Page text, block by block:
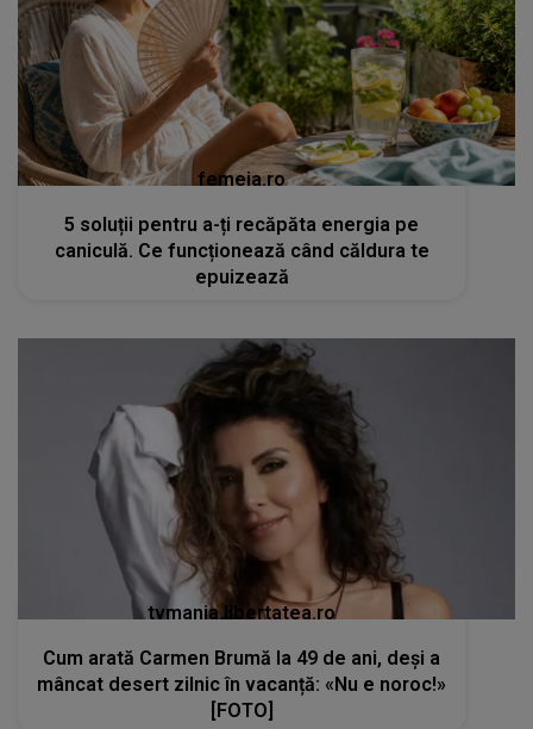
femeia.ro
5 soluții pentru a-ți recăpăta energia pe
caniculă. Ce funcționează când căldura te
epuizează
tvmania.libertatea.ro
Cum arată Carmen Brumă la 49 de ani, deși a
mâncat desert zilnic în vacanță: «Nu e noroc!»
[FOTO]